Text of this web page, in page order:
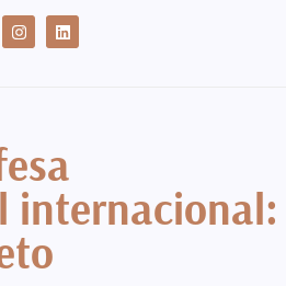
internacional: